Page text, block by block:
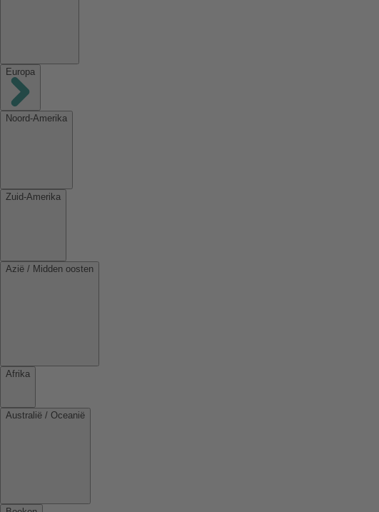
Europa
Noord-Amerika
Zuid-Amerika
Azië / Midden oosten
Afrika
Australië / Oceanië